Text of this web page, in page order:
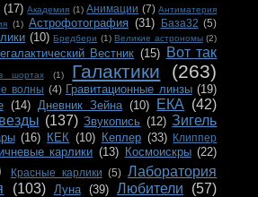
(17) Академия (1) Анимации (7) Антиматерия
(1) Астрофотография (31) База32 (5)
(10) Бредбери (1) Великие астрономы (2)
Вестник (15)
Вот так
шортах (1) Галактики (263)
волны (4) Гравитационные линзы (19)
(14) Дневник Зейна (10) ЕКА (42)
(137) Звукопись (12) Зигель
(16) КЕК (10) Кеплер (33) Клиппер
карлики (13) Космоискры (22)
Красные карлики (5) Лаборатория
(103) Луна (39) Любители
(57)